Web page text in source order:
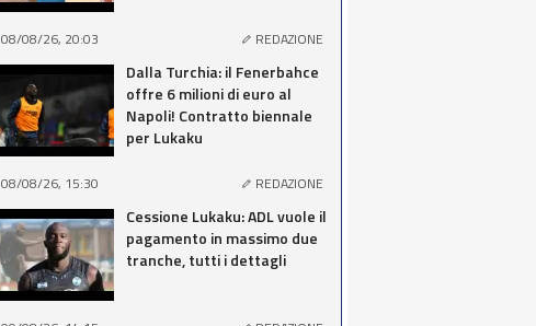
08/08/26, 20:03 REDAZIONE
Dalla Turchia: il Fenerbahce
offre 6 milioni di euro al
Napoli! Contratto biennale
per Lukaku
08/08/26, 15:30 REDAZIONE
Cessione Lukaku: ADL vuole il
pagamento in massimo due
tranche, tutti i dettagli